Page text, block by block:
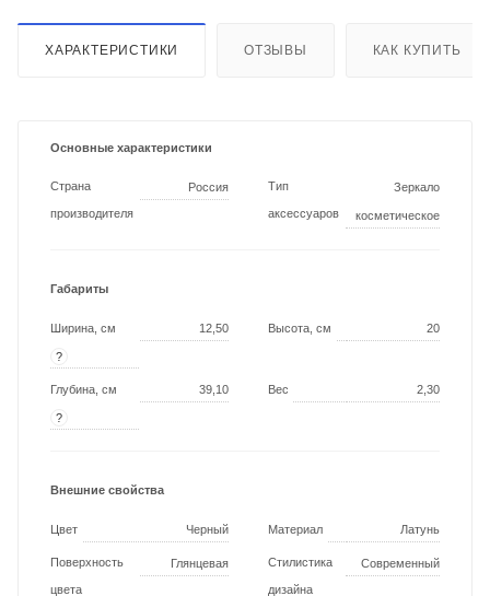
ХАРАКТЕРИСТИКИ ОТЗЫВЫ КАК КУПИТЬ
Основные характеристики
Страна
производителя
Россия Тип
аксессуаров
Зеркало
косметическое
Габариты
Ширина, см
?
12,50 Высота, см 20
Глубина, см
?
39,10 Вес 2,30
Внешние свойства
Цвет Черный Материал Латунь
Поверхность
цвета
Глянцевая Стилистика
дизайна
Современный